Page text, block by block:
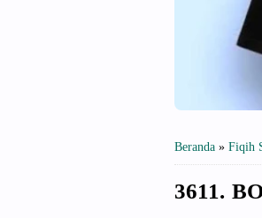
Beranda » Fiqih
3611.